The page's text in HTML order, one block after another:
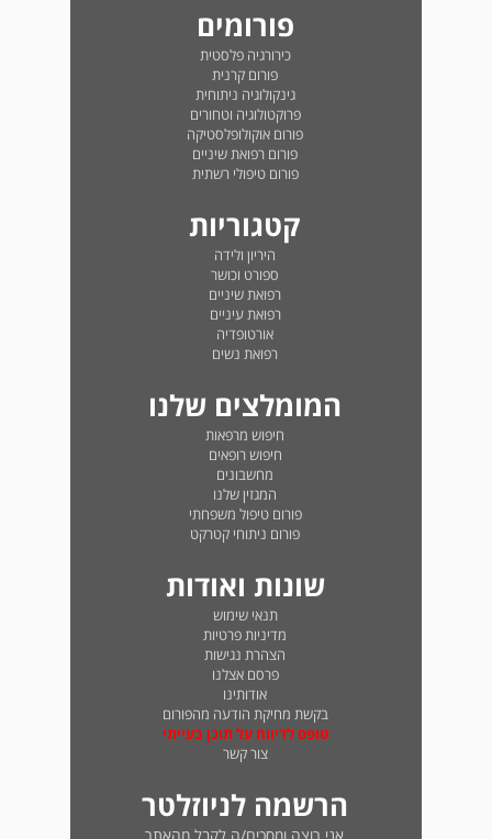
פורומים
כירורגיה פלסטית
פורום קרנית
גינקולוגיה ניתוחית
פרוקטולוגיה וטחורים
פורום אוקולופלסטיקה
פורום רפואת שיניים
פורום טיפולי רשתית
קטגוריות
היריון ולידה
ספורט וכושר
רפואת שיניים
רפואת עיניים
אורטופדיה
רפואת נשים
המומלצים שלנו
חיפוש מרפאות
חיפוש רופאים
מחשבונים
המגזין שלנו
פורום טיפול משפחתי
פורום ניתוחי קטרקט
שונות ואודות
תנאי שימוש
מדיניות פרטיות
הצהרת נגישות
פרסם אצלנו
אודותינו
בקשת מחיקת הודעה מהפורום
טופס לדיווח על תוכן בעייתי
צור קשר
הרשמה לניוזלטר